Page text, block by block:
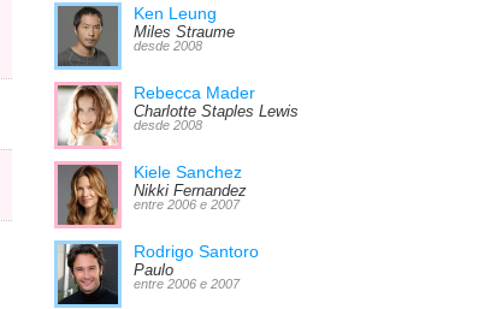
Ken Leung
Miles Straume
desde 2008
Rebecca Mader
Charlotte Staples Lewis
desde 2008
Kiele Sanchez
Nikki Fernandez
entre 2006 e 2007
Rodrigo Santoro
Paulo
entre 2006 e 2007